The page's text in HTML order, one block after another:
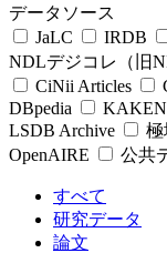
データソース
JaLC
IRDB
NDLデジコレ（旧
CiNii Articles
DBpedia
KAKEN
LSDB Archive
極
OpenAIRE
公共
すべて
研究データ
論文